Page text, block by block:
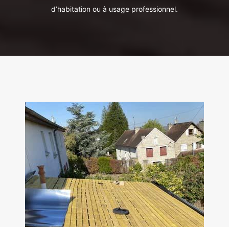
d’habitation ou à usage professionnel.